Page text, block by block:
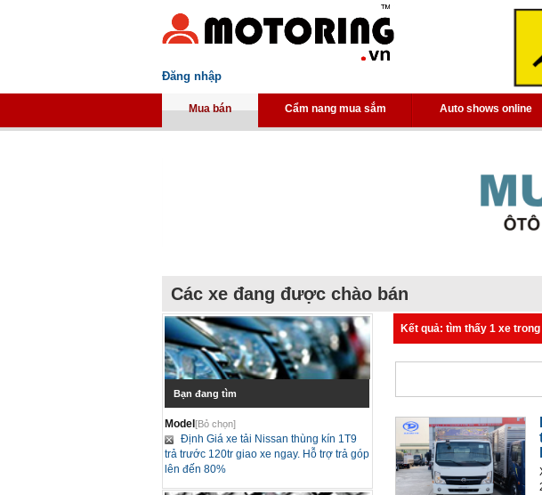
Đăng nhập
Mua bán Cẩm nang mua sắm Auto shows online
Các xe đang được chào bán
Bạn đang tìm
Model[Bỏ chọn]
Định Giá xe tải Nissan thùng kín 1T9
trả trước 120tr giao xe ngay. Hỗ trợ trả góp
lên đến 80%
Kết quả: tìm thấy 1 xe